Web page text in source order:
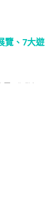
覽、7大遊